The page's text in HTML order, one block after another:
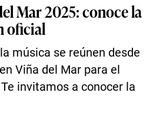
Mar 2025: conoce la
oficial
música se reúnen desde
Viña del Mar para el
invitamos a conocer la